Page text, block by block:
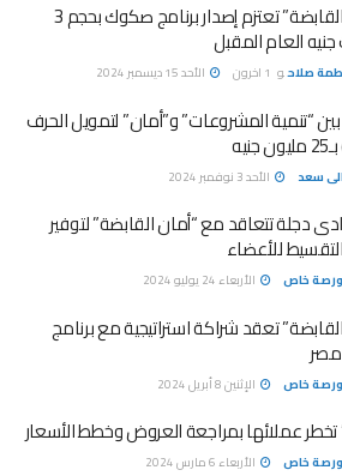
“أمان القابضة” تعتزم إصدار برنامج صكوك بحجم 3
جنيه العام المقبل
صلاحو 1 اخرون الأحد 15 ديسمبر 2024
“تنمية المشروعات” و”أمان” لتمويل الحرف
سعد الأحد 3 نوفمبر 2024
دجلة تتعاقد مع “أمان القابضة” لتوفير
للأعضاء
خاص الأربعاء 24 يوليو 2024
تعقد شراكة استراتيجية مع برنامج
خاص الإثنين 8 أبريل 2024
تخطر عملائها بمراجعة العروض وخطط الأسعار
خاص الأربعاء 6 مارس 2024